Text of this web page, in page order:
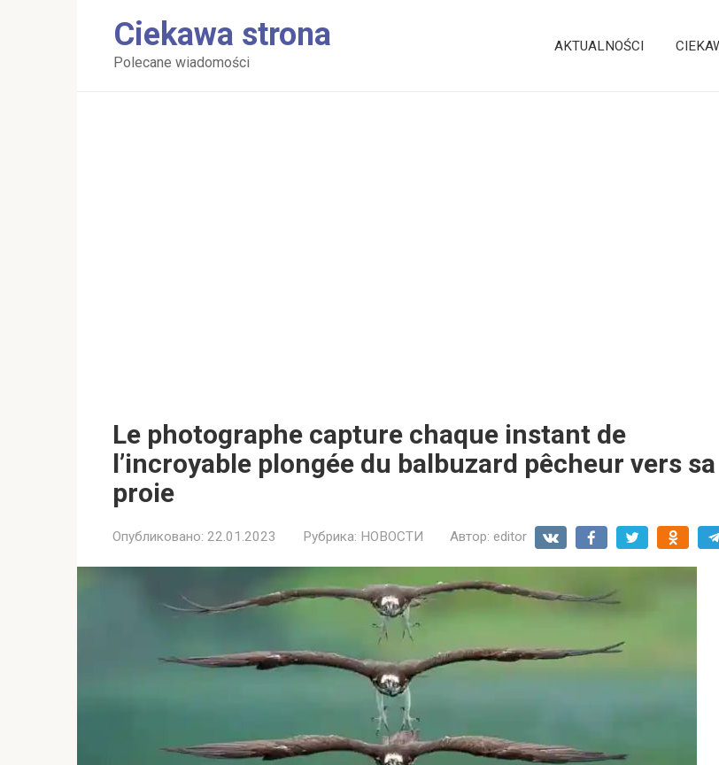
Ciekawa strona
Polecane wiadomości
AKTUALNOŚCI
Le photographe capture chaque instant de
l’incroyable plongée du balbuzard pêcheur vers sa
proie
Опубликовано: 22.01.2023 Рубрика: НОВОСТИ Автор: editor